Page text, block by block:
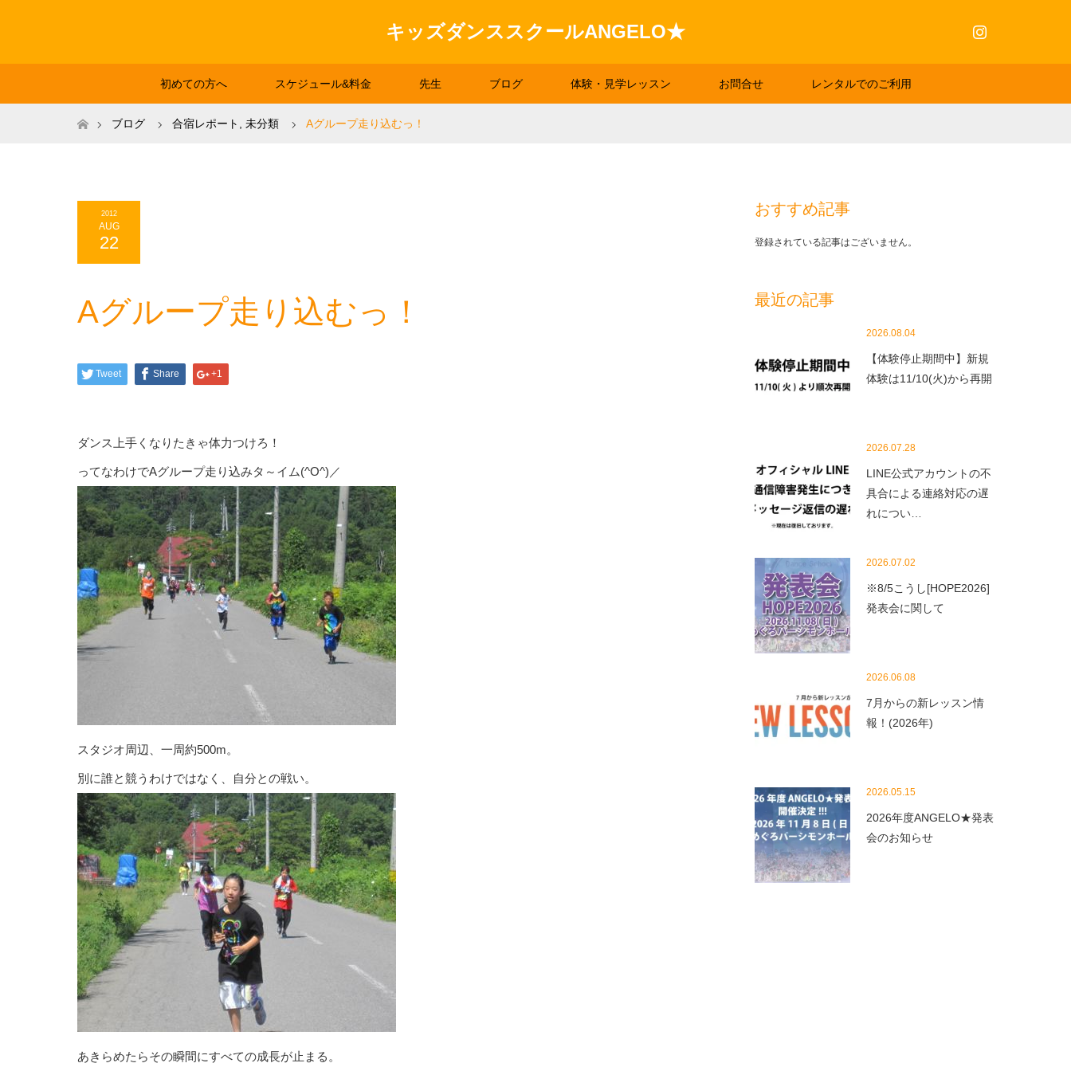
キッズダンススクールANGELO★
初めての方へ スケジュール&料金 先生 ブログ 体験・見学レッスン お問合せ レンタルでのご利用
ホームブログ 合宿レポート 未分類 Aグループ走り込むっ！
2012
AUG
22
Aグループ走り込むっ！
Tweet Share +1
ダンス上手くなりたきゃ体力つけろ！
ってなわけでAグループ走り込みタ～イム(^O^)／
スタジオ周辺、一周約500m。
別に誰と競うわけではなく、自分との戦い。
あきらめたらその瞬間にすべての成長が止まる。
おすすめ記事
登録されている記事はございません。
最近の記事
2026.08.04
【体験停止期間中】新規
体験は11/10(火)から再開
2026.07.28
LINE公式アカウントの不
具合による連絡対応の遅
れについ…
2026.07.02
※8/5こうし[HOPE2026]
発表会に関して
2026.06.08
7月からの新レッスン情
報！(2026年)
2026.05.15
2026年度ANGELO★発表
会のお知らせ